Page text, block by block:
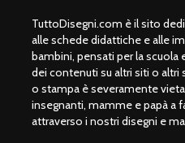
TuttoDisegni.com è il sito
alle schede didattiche e alle
bambini, pensati per la scuola
dei contenuti su altri siti o
o stampa è severamente
insegnanti, mamme e papà a
attraverso i nostri disegni e